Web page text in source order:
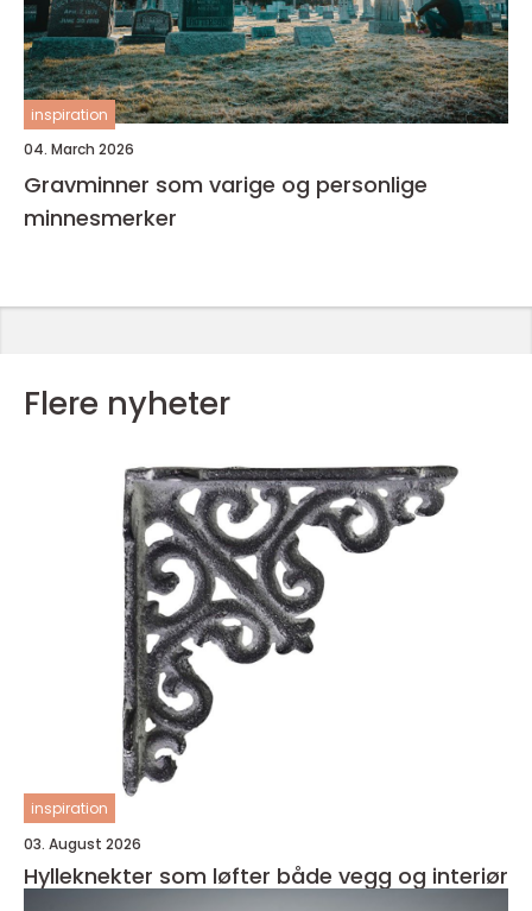
inspiration
04. March 2026
Gravminner som varige og personlige
minnesmerker
Flere nyheter
inspiration
03. August 2026
Hylleknekter som løfter både vegg og interiør